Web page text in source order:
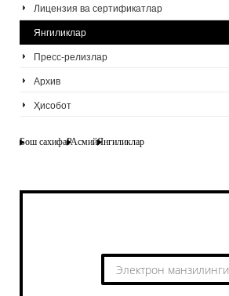
Лицензия ва сертификатлар
Янгиликлар
Пресс-релизлар
Архив
Ҳисобот
Бош сахифаРАсмийЯнгиликлар